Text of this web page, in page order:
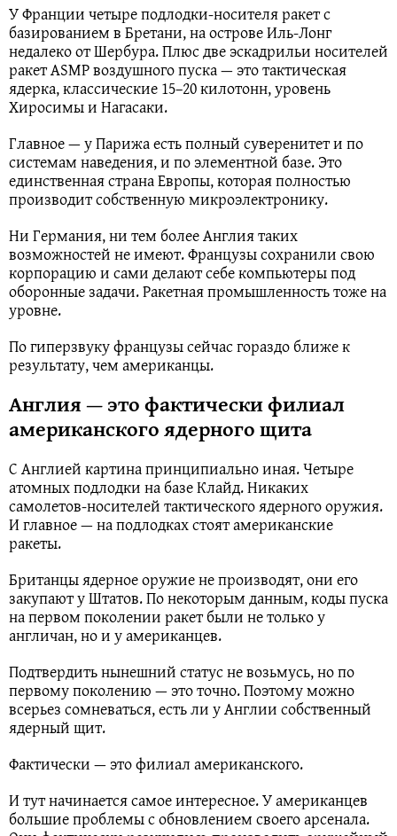
У Франции четыре подлодки-носителя ракет с
базированием в Бретани, на острове Иль-Лонг
недалеко от Шербура. Плюс две эскадрильи носителей
ракет ASMP воздушного пуска — это тактическая
ядерка, классические 15–20 килотонн, уровень
Хиросимы и Нагасаки.
Главное — у Парижа есть полный суверенитет и по
системам наведения, и по элементной базе. Это
единственная страна Европы, которая полностью
производит собственную микроэлектронику.
Ни Германия, ни тем более Англия таких
возможностей не имеют. Французы сохранили свою
корпорацию и сами делают себе компьютеры под
оборонные задачи. Ракетная промышленность тоже на
уровне.
По гиперзвуку французы сейчас гораздо ближе к
результату, чем американцы.
Англия — это фактически филиал
американскогоядерного щита
С Англией картина принципиально иная. Четыре
атомных подлодки на базе Клайд. Никаких
самолетов-носителей тактического ядерного оружия.
И главное — на подлодках стоят американские
ракеты.
Британцы ядерное оружие не производят, они его
закупают у Штатов. По некоторым данным, коды пуска
на первом поколении ракет были не только у
англичан, но и у американцев.
Подтвердить нынешний статус не возьмусь, но по
первому поколению — это точно. Поэтому можно
всерьез сомневаться, есть ли у Англии собственный
ядерный щит.
Фактически — это филиал американского.
И тут начинается самое интересное. У американцев
большие проблемы с обновлением своего арсенала.